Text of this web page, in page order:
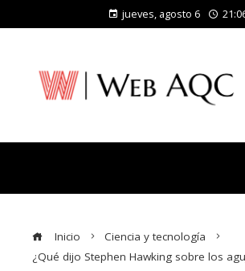
jueves, agosto 6
Inicio
Ciencia y tecnología
¿Qué dijo Stephen Hawking sobre los